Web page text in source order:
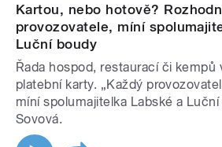
Kartou, nebo hotově?
provozovatele, míní
Luční boudy
Řada hospod, restaurací či kempů
platební karty. „Každý
míní spolumajitelka Labské a
Sovová.